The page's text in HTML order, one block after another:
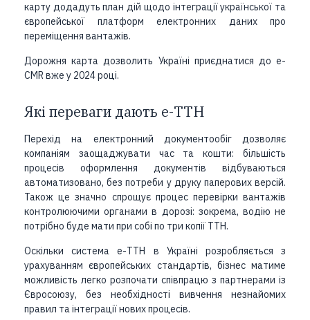
карту додадуть план дій щодо інтеграції української та
європейської платформ електронних даних про
переміщення вантажів.
Дорожня карта дозволить Україні приєднатися до e-
CMR вже у 2024 році.
Які переваги дають е-ТТН
Перехід на електронний документообіг дозволяє
компаніям заощаджувати час та кошти: більшість
процесів оформлення документів відбуваються
автоматизовано, без потреби у друку паперових версій.
Також це значно спрощує процес перевірки вантажів
контролюючими органами в дорозі: зокрема, водію не
потрібно буде мати при собі по три копії ТТН.
Оскільки система е-ТТН в Україні розробляється з
урахуванням європейських стандартів, бізнес матиме
можливість легко розпочати співпрацю з партнерами із
Євросоюзу, без необхідності вивчення незнайомих
правил та інтеграції нових процесів.